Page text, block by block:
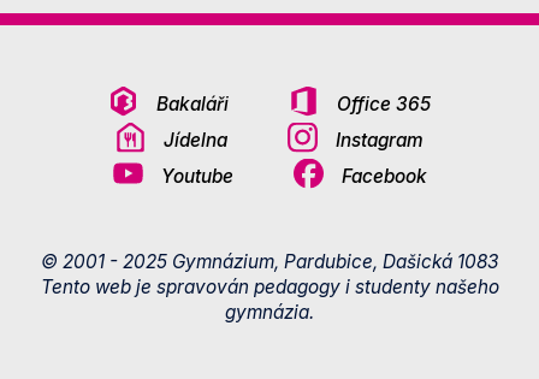
Bakaláři
Office 365
Jídelna
Instagram
Youtube
Facebook
© 2001 - 2025 Gymnázium, Pardubice, Dašická 1083
Tento web je spravován pedagogy i studenty našeho
gymnázia.